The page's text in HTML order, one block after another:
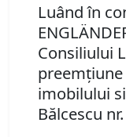
Luând în
Consiliului
imobilului
Bălcescu